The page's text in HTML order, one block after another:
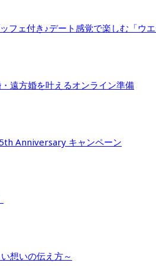
フェ付き♪デート感覚で楽しむ「
遠方婚を叶えるオンライン準備
Anniversary キャンペーン
想いの伝え方～